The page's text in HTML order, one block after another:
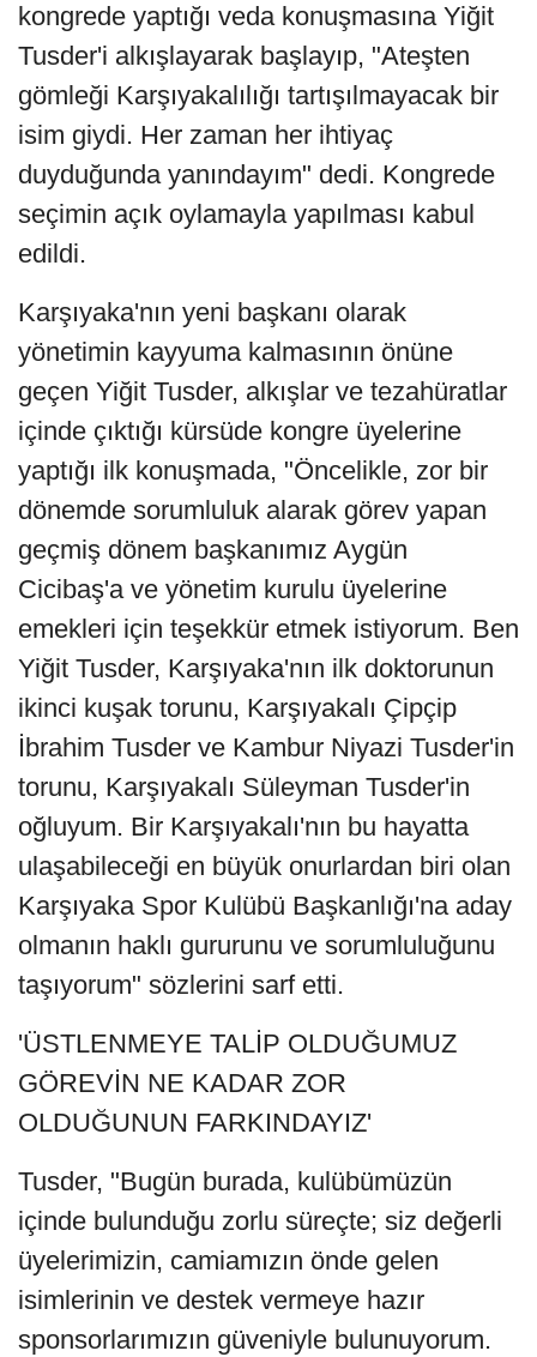
kongrede yaptığı veda konuşmasına Yiğit
Tusder'i alkışlayarak başlayıp, "Ateşten
gömleği Karşıyakalılığı tartışılmayacak bir
isim giydi. Her zaman her ihtiyaç
duyduğunda yanındayım" dedi. Kongrede
seçimin açık oylamayla yapılması kabul
edildi.
Karşıyaka'nın yeni başkanı olarak
yönetimin kayyuma kalmasının önüne
geçen Yiğit Tusder, alkışlar ve tezahüratlar
içinde çıktığı kürsüde kongre üyelerine
yaptığı ilk konuşmada, "Öncelikle, zor bir
dönemde sorumluluk alarak görev yapan
geçmiş dönem başkanımız Aygün
Cicibaş'a ve yönetim kurulu üyelerine
emekleri için teşekkür etmek istiyorum. Ben
Yiğit Tusder, Karşıyaka'nın ilk doktorunun
ikinci kuşak torunu, Karşıyakalı Çipçip
İbrahim Tusder ve Kambur Niyazi Tusder'in
torunu, Karşıyakalı Süleyman Tusder'in
oğluyum. Bir Karşıyakalı'nın bu hayatta
ulaşabileceği en büyük onurlardan biri olan
Karşıyaka Spor Kulübü Başkanlığı'na aday
olmanın haklı gururunu ve sorumluluğunu
taşıyorum" sözlerini sarf etti.
'ÜSTLENMEYE TALİP OLDUĞUMUZ
GÖREVİN NE KADAR ZOR
OLDUĞUNUN FARKINDAYIZ'
Tusder, "Bugün burada, kulübümüzün
içinde bulunduğu zorlu süreçte; siz değerli
üyelerimizin, camiamızın önde gelen
isimlerinin ve destek vermeye hazır
sponsorlarımızın güveniyle bulunuyorum.